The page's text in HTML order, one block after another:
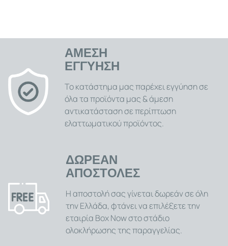
ΑΜΕΣΗ
ΕΓΓΥΗΣΗ
Το κατάστημα μας παρέχει εγγύηση σε
όλα τα προϊόντα μας & άμεση
αντικατάσταση σε περίπτωση
ελαττωματικού προϊόντος.
ΔΩΡΕΑΝ
ΑΠΟΣΤΟΛΕΣ
Η αποστολή σας γίνεται δωρεάν σε όλη
την Ελλάδα, φτάνει να επιλέξετε την
εταιρία Box Now στο στάδιο
ολοκλήρωσης της παραγγελίας.